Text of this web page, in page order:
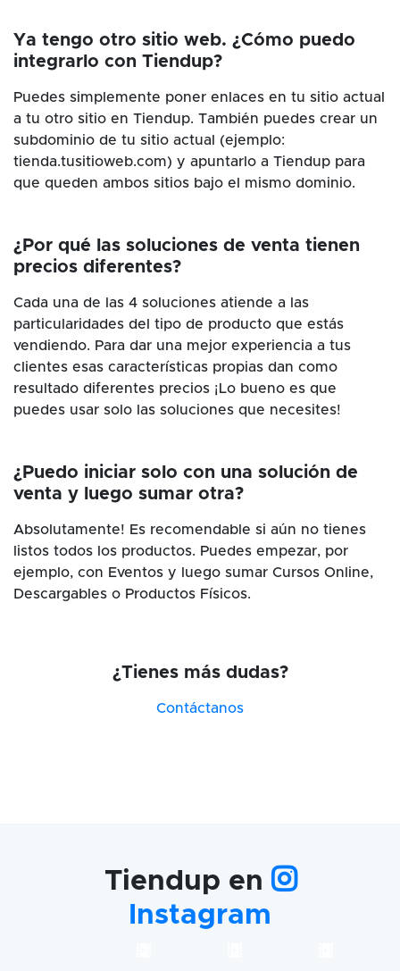
Ya tengo otro sitio web. ¿Cómo puedo
integrarlo con Tiendup?
Puedes simplemente poner enlaces en tu sitio actual
a tu otro sitio en Tiendup. También puedes crear un
subdominio de tu sitio actual (ejemplo:
tienda.tusitioweb.com) y apuntarlo a Tiendup para
que queden ambos sitios bajo el mismo dominio.
¿Por qué las soluciones de venta tienen
precios diferentes?
Cada una de las 4 soluciones atiende a las
particularidades del tipo de producto que estás
vendiendo. Para dar una mejor experiencia a tus
clientes esas características propias dan como
resultado diferentes precios ¡Lo bueno es que
puedes usar solo las soluciones que necesites!
¿Puedo iniciar solo con una solución de
venta y luego sumar otra?
Absolutamente! Es recomendable si aún no tienes
listos todos los productos. Puedes empezar, por
ejemplo, con Eventos y luego sumar Cursos Online,
Descargables o Productos Físicos.
¿Tienes más dudas?
Contáctanos
Tiendup en
Instagram